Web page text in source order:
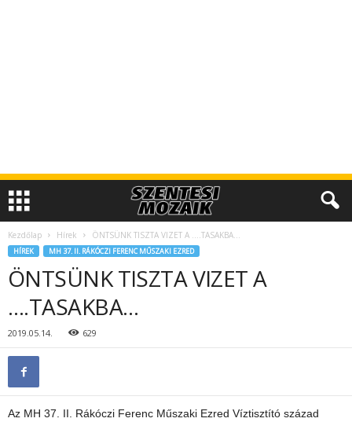
Kezdőlap Hírek ÖNTSÜNK TISZTA VIZET A ….TASAKBA…
HÍREK MH 37. II. RÁKÓCZI FERENC MŰSZAKI EZRED
ÖNTSÜNK TISZTA VIZET A
….TASAKBA…
2019.05.14. 629
Az MH 37. II. Rákóczi Ferenc Műszaki Ezred Víztisztító század